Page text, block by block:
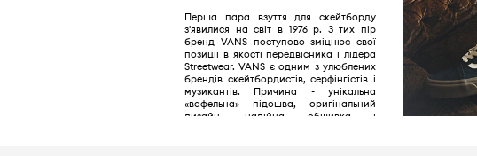
Перша пара взуття для скейтборду
з'явилися на світ в 1976 р. З тих пір
бренд VANS поступово зміцнює свої
позиції в якості передвісника і лідера
Streetwear. VANS є одним з улюблених
брендів скейтбордистів, серфінгістів і
музикантів. Причина - унікальна
«вафельна» підошва, оригінальний
дизайн, надійна обшивка і